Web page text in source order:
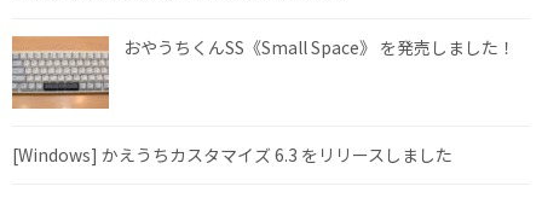
おやうちくんSS《Small Space》 を発売しました！
[Windows] かえうちカスタマイズ 6.3 をリリースしました